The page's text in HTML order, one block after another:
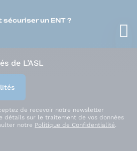
sécuriser un ENT ?
de L’ASL
de recevoir notre newsletter
détails sur le traitement de vos données
notre Politique de Confidentialité.